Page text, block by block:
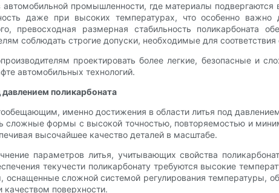
промышленности, где материалы
даже при высоких температурах, что особенно
превосходная размерная стабильность поликарбоната
соблюдать строгие допуски, необходимые для соответствия
проектировать более легкие, безопасные и
автомобильных технологий.
поликарбоната
именно достижения в области литья под
сложные формы с высокой точностью, повторяемостью и
высочайшее качество деталей в масштабе.
параметров литья, учитывающих свойства
текучести поликарбонату требуются высокие
сложной системой регулирования температуры,
поверхности.